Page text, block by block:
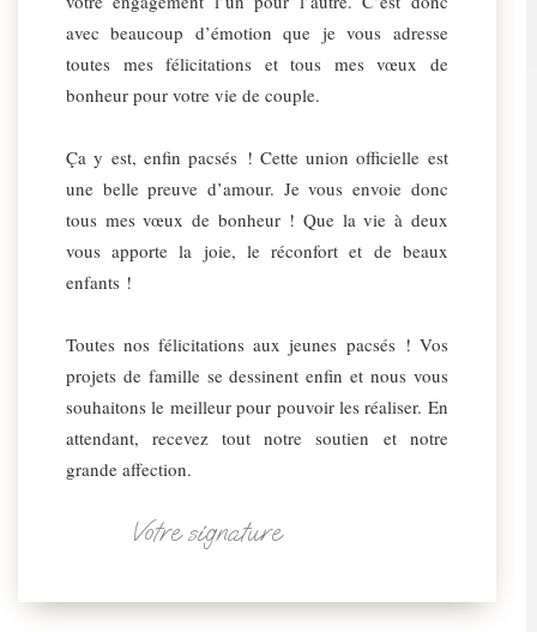
avec beaucoup d’émotion que je vous adresse
toutes mes félicitations et tous mes vœux de
bonheur pour votre vie de couple.
Ça y est, enfin pacsés ! Cette union officielle est
une belle preuve d’amour. Je vous envoie donc
tous mes vœux de bonheur ! Que la vie à deux
vous apporte la joie, le réconfort et de beaux
enfants !
Toutes nos félicitations aux jeunes pacsés ! Vos
projets de famille se dessinent enfin et nous vous
souhaitons le meilleur pour pouvoir les réaliser. En
attendant, recevez tout notre soutien et notre
grande affection.
Votre signature